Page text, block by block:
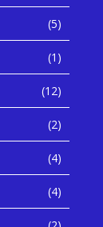
(5)
(1)
(12)
(2)
(4)
(4)